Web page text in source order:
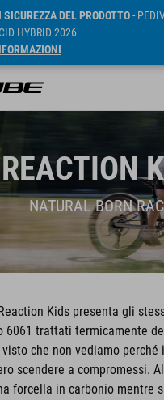
DEL PRODOTTO-
HYBRID 2026
REACTION
NATURAL BORN
Kids presenta gli
6061 trattati termicamente
che non vediamo
scendere a compromessi.
forcella in carbonio mentre